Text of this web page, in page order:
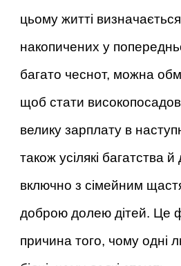
цьому житті визначається
накопичених у
багато чеснот, можна
щоб стати
велику зарплату в
також усілякі багатства
включно з сімейним
доброю долею дітей. Це
причина того, чому одні